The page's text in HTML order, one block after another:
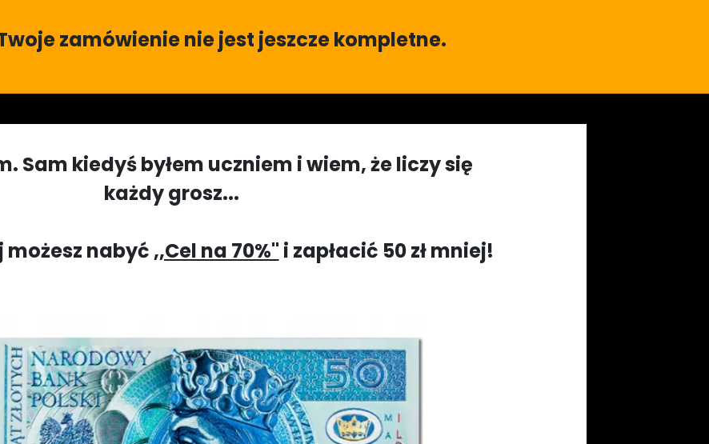
zamówienie nie jest jeszcze kompletne.
Sam kiedyś byłem uczniem i wiem, że liczy się
każdy grosz...
możesz nabyć ,,Cel na 70%'' i zapłacić 50 zł mniej!